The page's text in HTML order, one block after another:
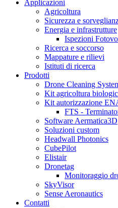
Applicazioni
Agricoltura
Sicurezza e
Energia e infrastrutture
Ispezioni
Ricerca e soccorso
Mappature e rilievi
Istituti di ricerca
Prodotti
Drone Cleaning
Kit agricoltura
Kit autorizzazione
FTS -
Software Aermatica3D
Soluzioni custom
Headwall Photonics
CubePilot
Elistair
Dronetag
Monitoraggio
SkyVisor
Sense Aeronautics
Contatti